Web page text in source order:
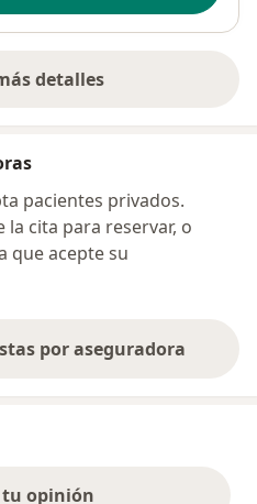
detalles
sobre la dirección
pacientes privados.
cita para reservar, o
que acepte su
por aseguradora
opinión